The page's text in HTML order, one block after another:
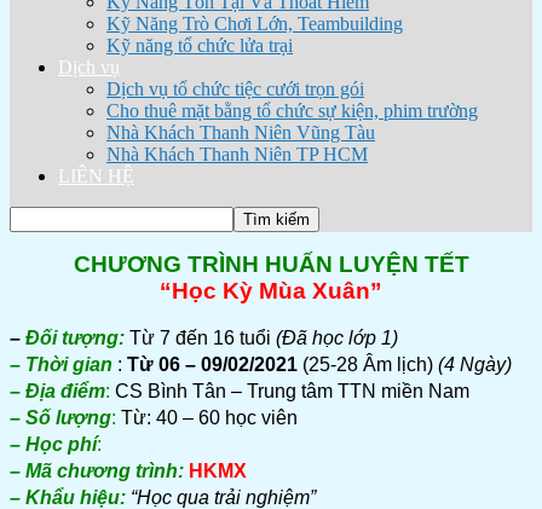
Kỹ Năng Trò Chơi Lớn, Teambuilding
Kỹ năng tổ chức lửa trại
Dịch vụ
Dịch vụ tổ chức tiệc cưới trọn gói
Cho thuê mặt bằng tổ chức sự kiện, phim trường
Nhà Khách Thanh Niên Vũng Tàu
Nhà Khách Thanh Niên TP HCM
LIÊN HỆ
CHƯƠNG TRÌNH HUẤN LUYỆN TẾT
“Học Kỳ Mùa Xuân”
– Đối tượng: Từ 7 đến 16 tuổi (Đã học lớp 1)
– Thời gian : Từ 06 – 09/02/2021 (25-28 Âm lịch) (4 Ngày)
– Địa điểm: CS Bình Tân – Trung tâm TTN miền Nam
– Số lượng: Từ: 40 – 60 học viên
– Học phí:
– Mã chương trình: HKMX
– Khẩu hiệu: “Học qua trải nghiệm”